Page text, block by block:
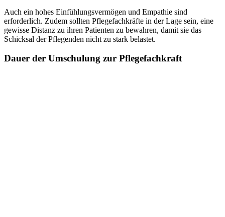
Auch ein hohes Einfühlungsvermögen und Empathie sind
erforderlich. Zudem sollten Pflegefachkräfte in der Lage sein, eine
gewisse Distanz zu ihren Patienten zu bewahren, damit sie das
Schicksal der Pflegenden nicht zu stark belastet.
Dauer der Umschulung zur Pflegefachkraft